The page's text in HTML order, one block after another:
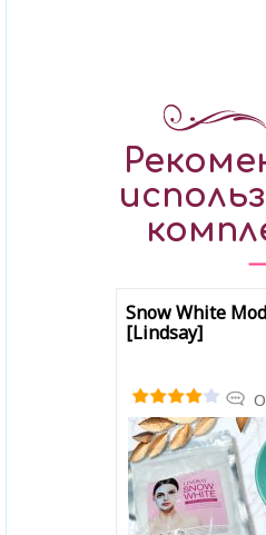
Snow White
[Lindsay]